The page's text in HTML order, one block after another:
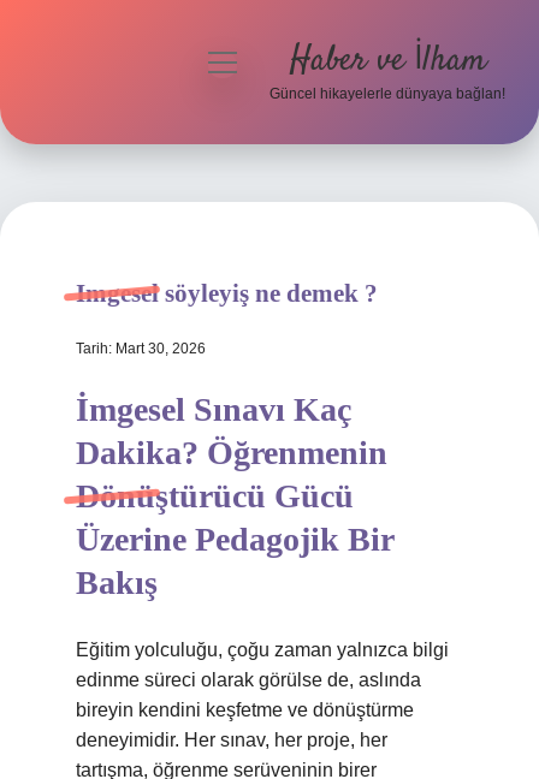
Hakkımızda
menüyü
Haber ve İlham
Güncel hikayelerle dünyaya bağlan!
Imgesel söyleyiş ne demek ?
Tarih: Mart 30, 2026
İmgesel Sınavı Kaç
Dakika? Öğrenmenin
Dönüştürücü Gücü
Üzerine Pedagojik Bir
Bakış
Eğitim yolculuğu, çoğu zaman yalnızca bilgi
edinme süreci olarak görülse de, aslında
bireyin kendini keşfetme ve dönüştürme
deneyimidir. Her sınav, her proje, her
tartışma, öğrenme serüveninin birer